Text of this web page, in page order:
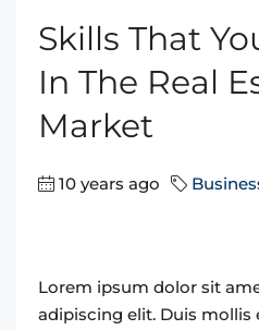
Skills That
In The Real
Market
10 years ago
Lorem ipsum dolor sit
adipiscing elit. Duis mollis